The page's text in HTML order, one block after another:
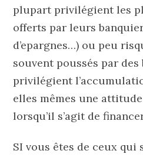
plupart privilégient les
offerts par leurs
d’epargnes…) ou peu
souvent poussés par des
privilégient
elles mêmes une
lorsqu’il s’agit de
SI vous êtes de ceux qui